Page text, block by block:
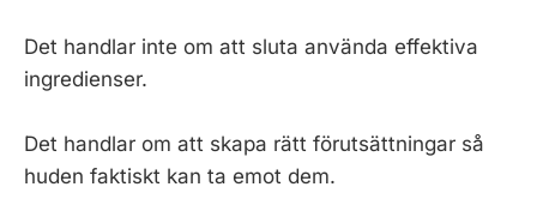
Det handlar inte om att sluta använda effektiva
ingredienser.
Det handlar om att skapa rätt förutsättningar så
huden faktiskt kan ta emot dem.